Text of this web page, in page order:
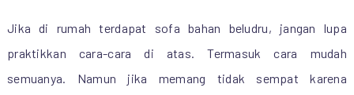
Jika di rumah terdapat sofa bahan beludru, jangan lupa
praktikkan cara-cara di atas. Termasuk cara mudah
semuanya. Namun jika memang tidak sempat karena